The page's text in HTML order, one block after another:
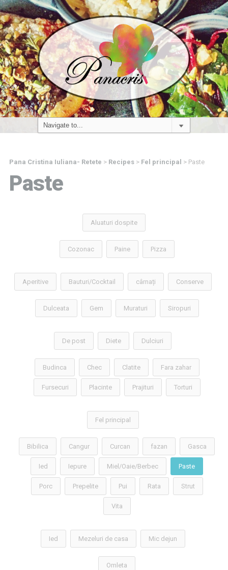
Pana Cristina Iuliana- Retete > Recipes> Fel principal > Paste
Paste
Aluaturi dospite
Cozonac Paine Pizza
Aperitive Bauturi/Cocktail cârnați Conserve
Dulceata Gem Muraturi Siropuri
De post Diete Dulciuri
Budinca Chec Clatite Fara zahar
Fursecuri Placinte Prajituri Torturi
Fel principal
Bibilica Cangur Curcan fazan Gasca
Ied Iepure Miel/Oaie/Berbec Paste
Porc Prepelite Pui Rata Strut
Vita
Ied Mezeluri de casa Mic dejun
Omleta